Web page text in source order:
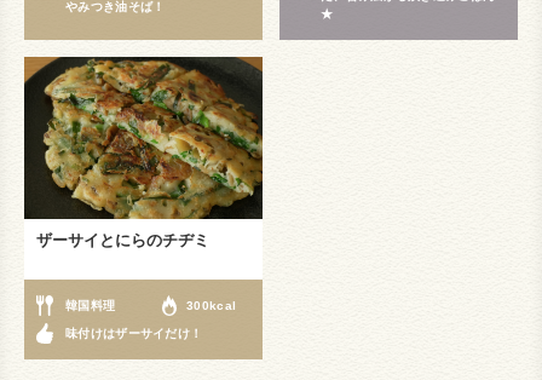
やみつき油そば！
★
ザーサイとにらのチヂミ
韓国料理 300kcal
味付けはザーサイだけ！